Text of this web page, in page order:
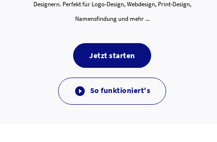
Designern. Perfekt für Logo-Design, Webdesign, Print-Design,
Namensfindung und mehr ...
Jetzt starten
 So funktioniert's